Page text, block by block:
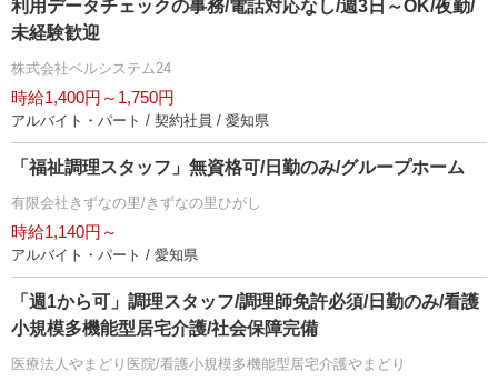
利用データチェックの事務/電話対応なし/週3日～OK/夜勤/
未経験歓迎
株式会社ベルシステム24
時給1,400円～1,750円
アルバイト・パート / 契約社員 / 愛知県
「福祉調理スタッフ」無資格可/日勤のみ/グループホーム
有限会社きずなの里/きずなの里ひがし
時給1,140円～
アルバイト・パート / 愛知県
「週1から可」調理スタッフ/調理師免許必須/日勤のみ/看護
小規模多機能型居宅介護/社会保障完備
医療法人やまどり医院/看護小規模多機能型居宅介護やまどり